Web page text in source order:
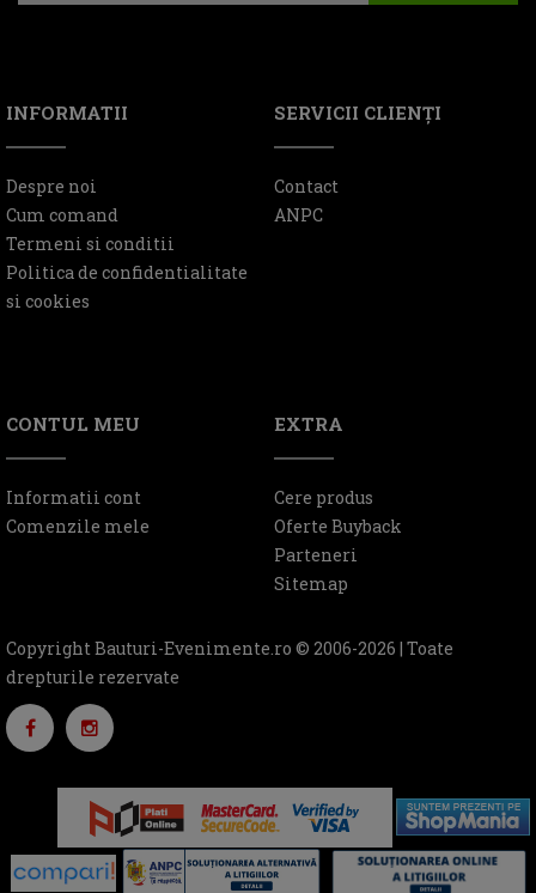
INFORMATII
Despre noi
Cum comand
Termeni si conditii
Politica de confidentialitate
si cookies
SERVICII CLIENŢI
Contact
ANPC
CONTUL MEU
Informatii cont
Comenzile mele
EXTRA
Cere produs
Oferte Buyback
Parteneri
Sitemap
Copyright Bauturi-Evenimente.ro © 2006-2026 | Toate
drepturile rezervate